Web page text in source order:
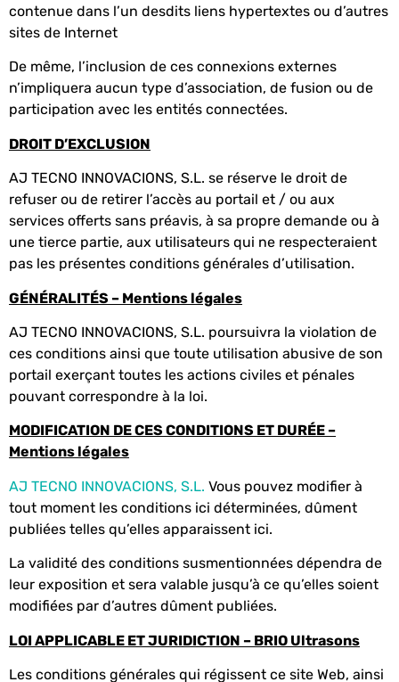
contenue dans l’un desdits liens hypertextes ou d’autres
sites de Internet
De même, l’inclusion de ces connexions externes
n’impliquera aucun type d’association, de fusion ou de
participation avec les entités connectées.
DROIT D’EXCLUSION
AJ TECNO INNOVACIONS, S.L. se réserve le droit de
refuser ou de retirer l’accès au portail et / ou aux
services offerts sans préavis, à sa propre demande ou à
une tierce partie, aux utilisateurs qui ne respecteraient
pas les présentes conditions générales d’utilisation.
GÉNÉRALITÉS – Mentions légales
AJ TECNO INNOVACIONS, S.L. poursuivra la violation de
ces conditions ainsi que toute utilisation abusive de son
portail exerçant toutes les actions civiles et pénales
pouvant correspondre à la loi.
MODIFICATION DE CES CONDITIONS ET DURÉE –
Mentions légales
AJ TECNO INNOVACIONS, S.L. Vous pouvez modifier à
tout moment les conditions ici déterminées, dûment
publiées telles qu’elles apparaissent ici.
La validité des conditions susmentionnées dépendra de
leur exposition et sera valable jusqu’à ce qu’elles soient
modifiées par d’autres dûment publiées.
LOI APPLICABLE ET JURIDICTION – BRIO Ultrasons
Les conditions générales qui régissent ce site Web, ainsi